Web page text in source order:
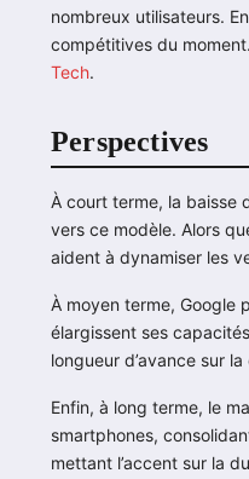
nombreux utilisateurs.
compétitives du
Tech.
Perspectives
À court terme, la baisse
vers ce modèle. Alors
aident à dynamiser les
À moyen terme, Google
élargissent ses
longueur d’avance sur
Enfin, à long terme, le
smartphones,
mettant l’accent sur la